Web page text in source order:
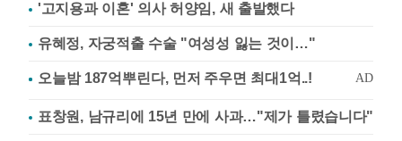
'고지용과 이혼' 의사 허양임, 새 출발했다
유혜정, 자궁적출 수술 "여성성 잃는 것이…"
표창원, 남규리에 15년 만에 사과…"제가 틀렸습니다"